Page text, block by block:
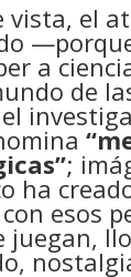
vista, el
a
de
;
ha
esos
juegan,